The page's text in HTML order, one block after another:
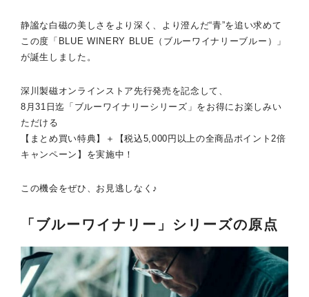
静謐な白磁の美しさをより深く、より澄んだ“青”を追い求めて
この度「BLUE WINERY BLUE（ブルーワイナリーブルー）」
が誕生しました。
深川製磁オンラインストア先行発売を記念して、
8月31日迄「ブルーワイナリーシリーズ」をお得にお楽しみい
ただける
【まとめ買い特典】＋【税込5,000円以上の全商品ポイント2倍
キャンペーン】を実施中！
この機会をぜひ、お見逃しなく♪
「ブルーワイナリー」シリーズの原点